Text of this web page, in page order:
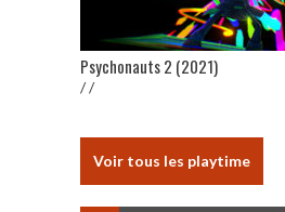
Psychonauts 2 (2021)
/ /
Voir tous les playtime